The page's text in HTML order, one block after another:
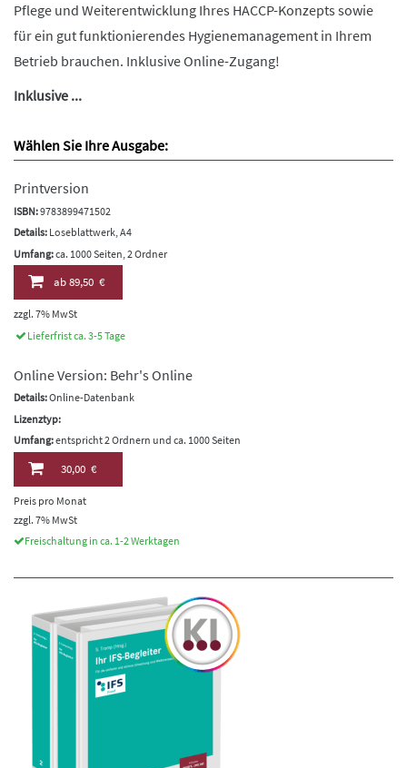
Pflege und Weiterentwicklung Ihres HACCP-Konzepts sowie
für ein gut funktionierendes Hygienemanagement in Ihrem
Betrieb brauchen. Inklusive Online-Zugang!
Inklusive ...
Wählen Sie Ihre Ausgabe:
Printversion
ISBN:9783899471502
Details: Loseblattwerk, A4
Umfang:ca. 1000 Seiten, 2 Ordner
ab89,50 €
zzgl. 7% MwSt
Lieferfrist ca. 3-5 Tage
Online Version: Behr's Online
Details:Online-Datenbank
Lizenztyp:
Umfang:entspricht 2 Ordnern und ca. 1000 Seiten
30,00 €
Preis pro Monat
zzgl. 7% MwSt
Freischaltung in ca. 1-2 Werktagen